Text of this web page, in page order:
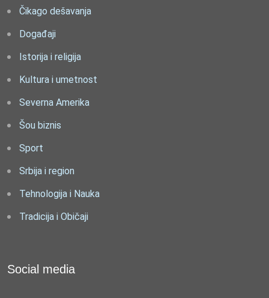
Čikago dešavanja
Događaji
Istorija i religija
Kultura i umetnost
Severna Amerika
Šou biznis
Sport
Srbija i region
Tehnologija i Nauka
Tradicija i Običaji
Social media